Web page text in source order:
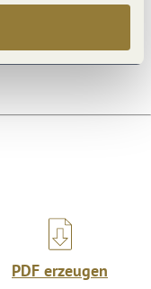
PDF erzeugen